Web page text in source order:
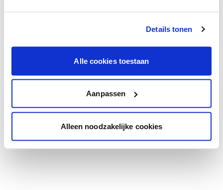
Details tonen
Alle cookies toestaan
Aanpassen
Alleen noodzakelijke cookies
Conseil couleur à domicile
en couleur.
l'éclairage et de votre mobilier.
Obtenez un contrôle technologique de vos